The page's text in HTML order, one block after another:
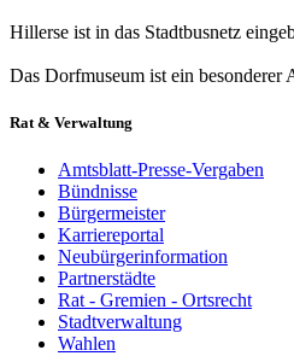
Hillerse ist in das Stadtbusnetz
Das Dorfmuseum ist ein besonderer
Rat & Verwaltung
Amtsblatt-Presse-Vergaben
Bündnisse
Bürgermeister
Karriereportal
Neubürgerinformation
Partnerstädte
Rat - Gremien - Ortsrecht
Stadtverwaltung
Wahlen